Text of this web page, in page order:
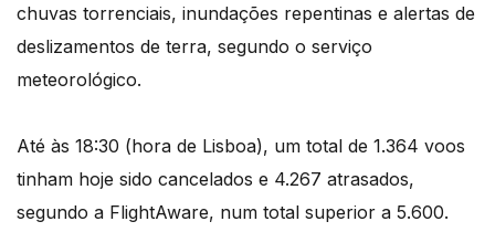
chuvas torrenciais, inundações repentinas e alertas de
deslizamentos de terra, segundo o serviço
meteorológico.
Até às 18:30 (hora de Lisboa), um total de 1.364 voos
tinham hoje sido cancelados e 4.267 atrasados,
segundo a FlightAware, num total superior a 5.600.